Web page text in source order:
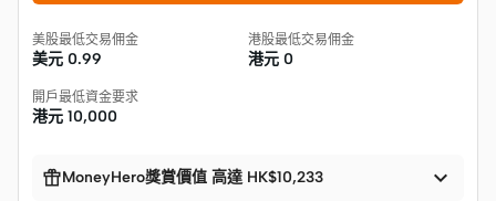
美股最低交易佣金
美元 0.99
港股最低交易佣金
港元 0
開戶最低資金要求
港元 10,000
MoneyHero獎賞價值 高達 HK$10,233 